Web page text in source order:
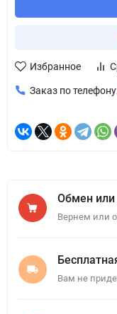
Избранное
Заказ по
Обмен или
Вернем или
Вам не